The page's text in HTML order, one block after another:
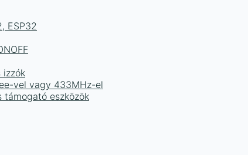
ESP32
izzók
vel vagy 433MHz-el
támogató eszközök